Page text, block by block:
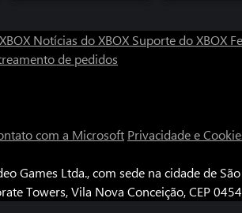
Notícias do XBOX Suporte do XBOX
de pedidos
com a Microsoft Privacidade e
Games Ltda., com sede na cidade de
Towers, Vila Nova Conceição, CEP